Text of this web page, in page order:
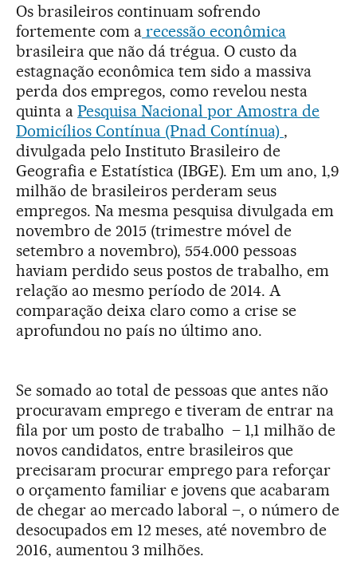
Os brasileiros continuam sofrendo
fortemente com a recessão econômica
brasileira que não dá trégua. O custo da
estagnação econômica tem sido a massiva
perda dos empregos, como revelou nesta
quinta a Pesquisa Nacional por Amostra de
Domicílios Contínua (Pnad Contínua) ,
divulgada pelo Instituto Brasileiro de
Geografia e Estatística (IBGE). Em um ano, 1,9
milhão de brasileiros perderam seus
empregos. Na mesma pesquisa divulgada em
novembro de 2015 (trimestre móvel de
setembro a novembro), 554.000 pessoas
haviam perdido seus postos de trabalho, em
relação ao mesmo período de 2014. A
comparação deixa claro como a crise se
aprofundou no país no último ano.
Se somado ao total de pessoas que antes não
procuravam emprego e tiveram de entrar na
fila por um posto de trabalho – 1,1 milhão de
novos candidatos, entre brasileiros que
precisaram procurar emprego para reforçar
o orçamento familiar e jovens que acabaram
de chegar ao mercado laboral –, o número de
desocupados em 12 meses, até novembro de
2016, aumentou 3 milhões.